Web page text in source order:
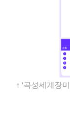
↑ '곡성세계장미